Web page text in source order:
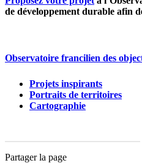
de développement durable afin
Observatoire francilien des
Projets inspirants
Portraits de territoires
Cartographie
Partager la page